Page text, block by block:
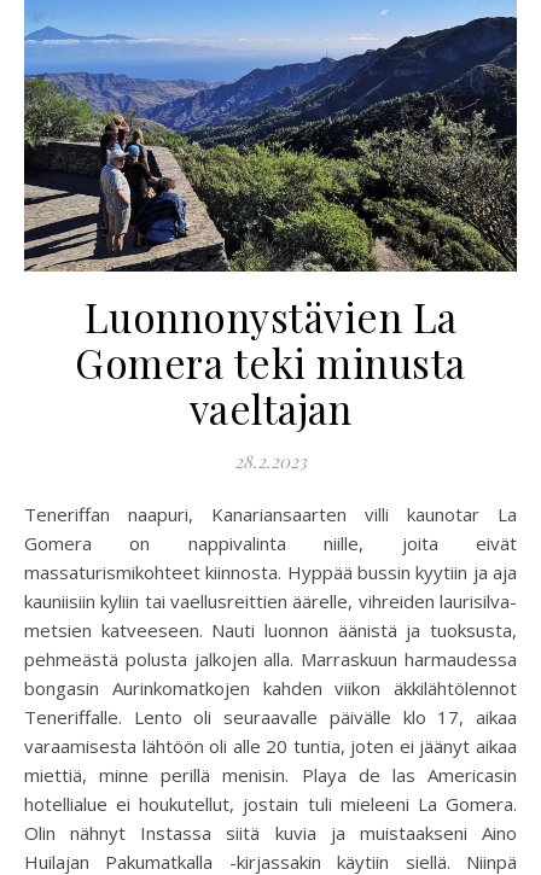
Luonnonystävien La
Gomera teki minusta
vaeltajan
28.2.2023
Teneriffan naapuri, Kanariansaarten villi kaunotar La
Gomera on nappivalinta niille, joita eivät
massaturismikohteet kiinnosta. Hyppää bussin kyytiin ja aja
kauniisiin kyliin tai vaellusreittien äärelle, vihreiden laurisilva-
metsien katveeseen. Nauti luonnon äänistä ja tuoksusta,
pehmeästä polusta jalkojen alla. Marraskuun harmaudessa
bongasin Aurinkomatkojen kahden viikon äkkilähtölennot
Teneriffalle. Lento oli seuraavalle päivälle klo 17, aikaa
varaamisesta lähtöön oli alle 20 tuntia, joten ei jäänyt aikaa
miettiä, minne perillä menisin. Playa de las Americasin
hotellialue ei houkutellut, jostain tuli mieleeni La Gomera.
Olin nähnyt Instassa siitä kuvia ja muistaakseni Aino
Huilajan Pakumatkalla -kirjassakin käytiin siellä. Niinpä